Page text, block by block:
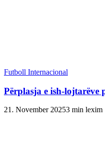
Futboll Internacional
Përplasja e ish-
21. November 20253 min lexim